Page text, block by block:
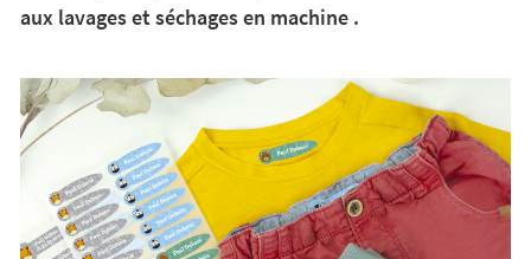
aux lavages et séchages en machine .